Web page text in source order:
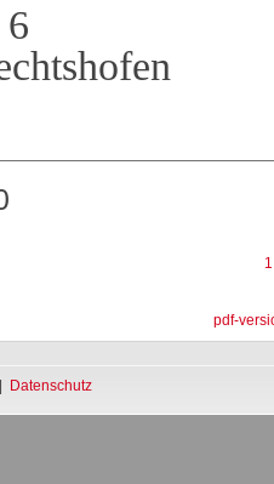
1
pdf-
| Datenschutz